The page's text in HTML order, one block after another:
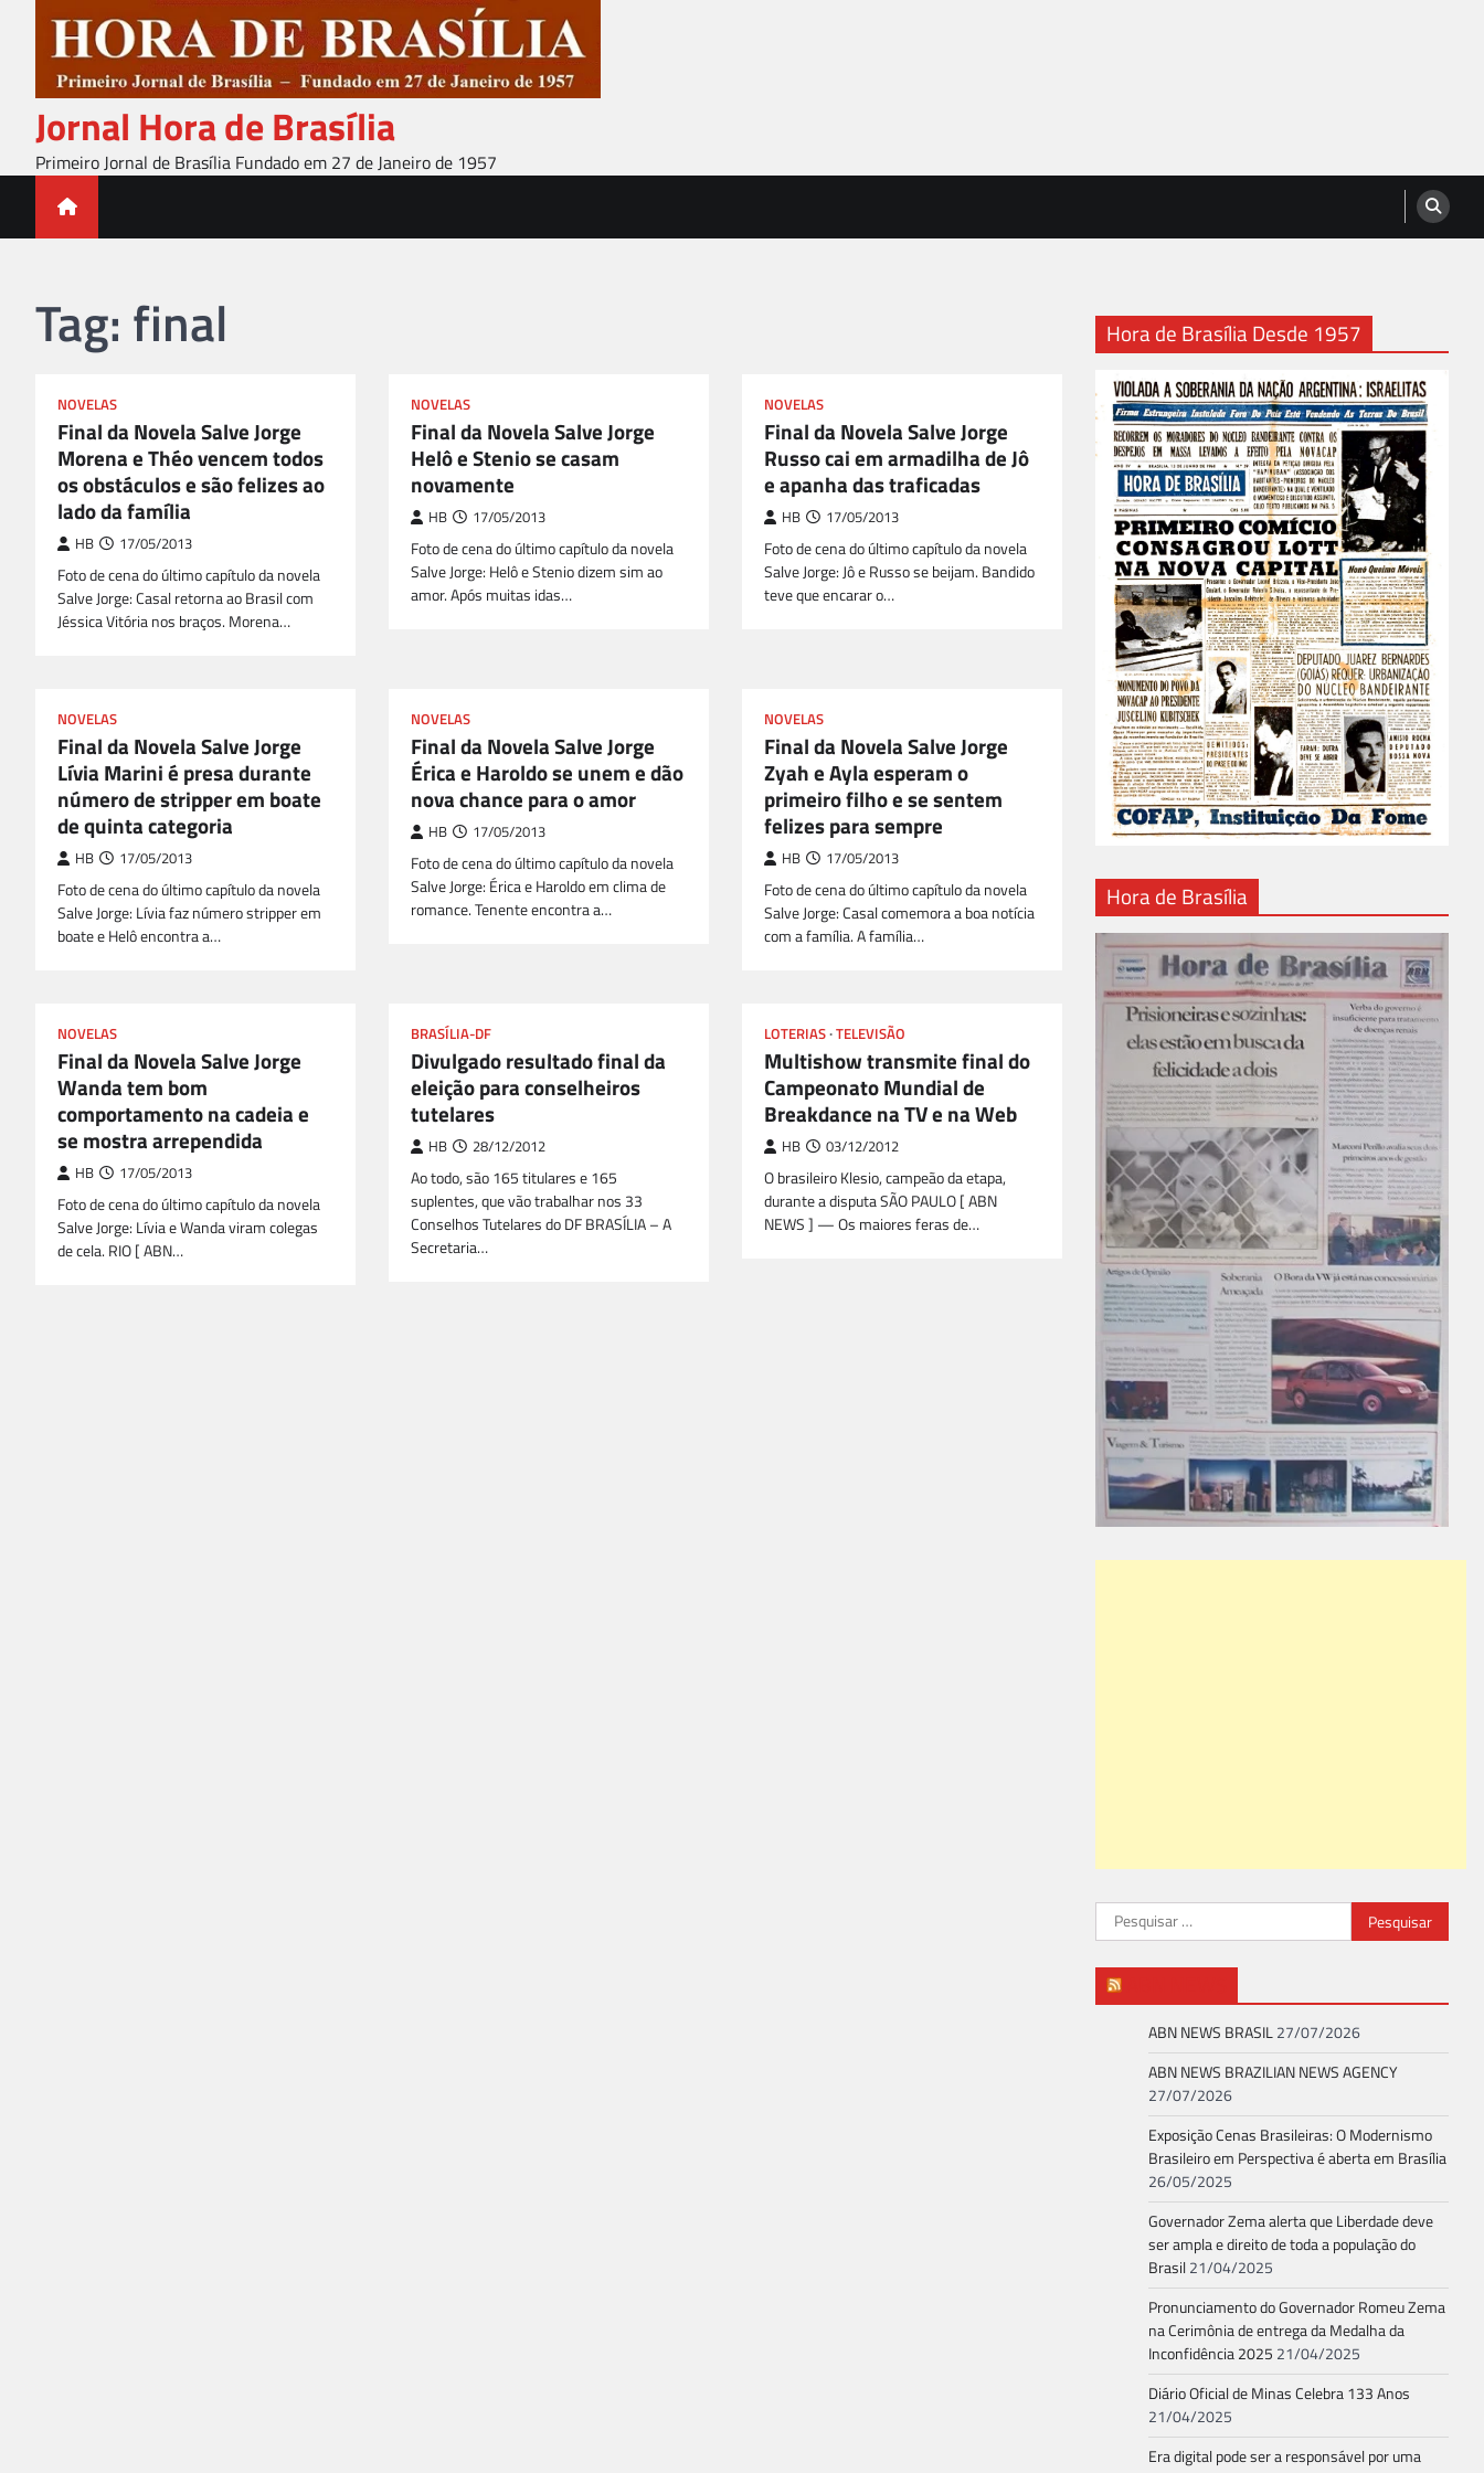
content
Jornal Hora de Brasília
Primeiro Jornal de Brasília Fundado em 27 de Janeiro de 1957
Tag: final
NOVELAS
Final da Novela Salve Jorge
Morena e Théo vencem todos
os obstáculos e são felizes ao
lado da família
HB 17/05/2013
Foto de cena do último capítulo da novela
Salve Jorge: Casal retorna ao Brasil com
Jéssica Vitória nos braços. Morena…
NOVELAS
Final da Novela Salve Jorge
Helô e Stenio se casam
novamente
HB 17/05/2013
Foto de cena do último capítulo da novela
Salve Jorge: Helô e Stenio dizem sim ao
amor. Após muitas idas…
NOVELAS
Final da Novela Salve Jorge
Russo cai em armadilha de Jô
e apanha das traficadas
HB 17/05/2013
Foto de cena do último capítulo da novela
Salve Jorge: Jô e Russo se beijam. Bandido
teve que encarar o…
NOVELAS
Final da Novela Salve Jorge
Lívia Marini é presa durante
número de stripper em boate
de quinta categoria
HB 17/05/2013
Foto de cena do último capítulo da novela
Salve Jorge: Lívia faz número stripper em
boate e Helô encontra a…
NOVELAS
Final da Novela Salve Jorge
Érica e Haroldo se unem e dão
nova chance para o amor
HB 17/05/2013
Foto de cena do último capítulo da novela
Salve Jorge: Érica e Haroldo em clima de
romance. Tenente encontra a…
NOVELAS
Final da Novela Salve Jorge
Zyah e Ayla esperam o
primeiro filho e se sentem
felizes para sempre
HB 17/05/2013
Foto de cena do último capítulo da novela
Salve Jorge: Casal comemora a boa notícia
com a família. A família…
NOVELAS
Final da Novela Salve Jorge
Wanda tem bom
comportamento na cadeia e
se mostra arrependida
HB 17/05/2013
Foto de cena do último capítulo da novela
Salve Jorge: Lívia e Wanda viram colegas
de cela. RIO [ ABN…
BRASÍLIA-DF
Divulgado resultado final da
eleição para conselheiros
tutelares
HB 28/12/2012
Ao todo, são 165 titulares e 165
suplentes, que vão trabalhar nos 33
Conselhos Tutelares do DF BRASÍLIA – A
Secretaria…
LOTERIAS TELEVISÃO
Multishow transmite final do
Campeonato Mundial de
Breakdance na TV e na Web
HB 03/12/2012
O brasileiro Klesio, campeão da etapa,
durante a disputa SÃO PAULO [ ABN
NEWS ] — Os maiores feras de…
Hora de Brasília Desde 1957
Hora de Brasília
Pesquisar
por:
ABN NEWS BRASIL27/07/2026
ABN NEWS BRAZILIAN NEWS AGENCY
27/07/2026
Exposição Cenas Brasileiras: O Modernismo
Brasileiro em Perspectiva é aberta em Brasília
26/05/2025
Governador Zema alerta que Liberdade deve
ser ampla e direito de toda a população do
Brasil21/04/2025
Pronunciamento do Governador Romeu Zema
na Cerimônia de entrega da Medalha da
Inconfidência 2025 21/04/2025
Diário Oficial de Minas Celebra 133 Anos
21/04/2025
Era digital pode ser a responsável por uma